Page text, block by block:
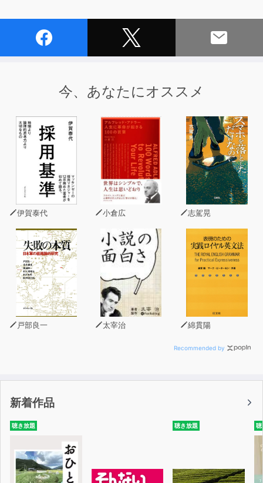
「副業をはじめたいけど、アルバイトのように時間や場所
に縛られたくない」
「最初はコストをかけずに稼ぎたい」
「お金は稼ぎたいけど、自由な時間も大事！」
自宅で手軽に副業をはじめたいという方に向けた、オンラ
インの事務で稼ぐための本です。
や海外に住んでいて希望の勤め先がない……という方には
オンライン事務がぴったりです。
パソコンとネット環境があれば未経験の方でもはじめるこ
とができます。
本書では、オンライン事務のスペシャリスト「オンライン
秘書」として600人以上を育成してきた著者が、クライア
の獲得方法など自宅で事務作業を進めるコツを丁寧に教え
忙しい会社員や主婦でもできるように、空いた時間でうま
く仕事を進める方法を教えています。
本業もプライベートも充実させつつ、回り道せずに最短ル
ートで稼げる人になりましょう。
今、あなたにオススメ
伊賀泰代 小倉広 志駕晃
戸部良一 太宰治 綿貫陽
Recommended by
新着作品
聴き放題 聴き放題 聴